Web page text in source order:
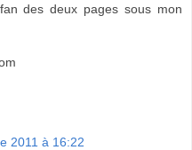
des deux pages sous mon
2011 à 16:22